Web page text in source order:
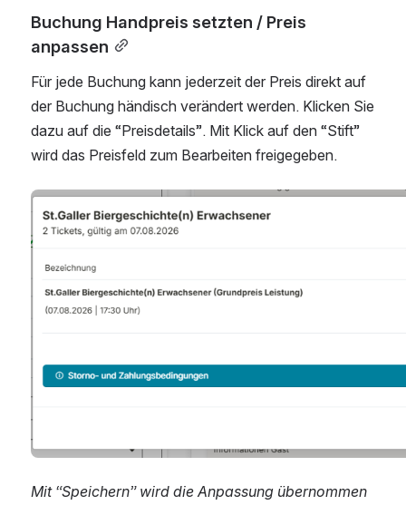
Buchung Handpreis setzten / Preis
anpassen
Für jede Buchung kann jederzeit der Preis direkt auf
der Buchung händisch verändert werden. Klicken Sie
dazu auf die “Preisdetails”. Mit Klick auf den “Stift”
wird das Preisfeld zum Bearbeiten freigegeben.
Mit “Speichern” wird die Anpassung übernommen